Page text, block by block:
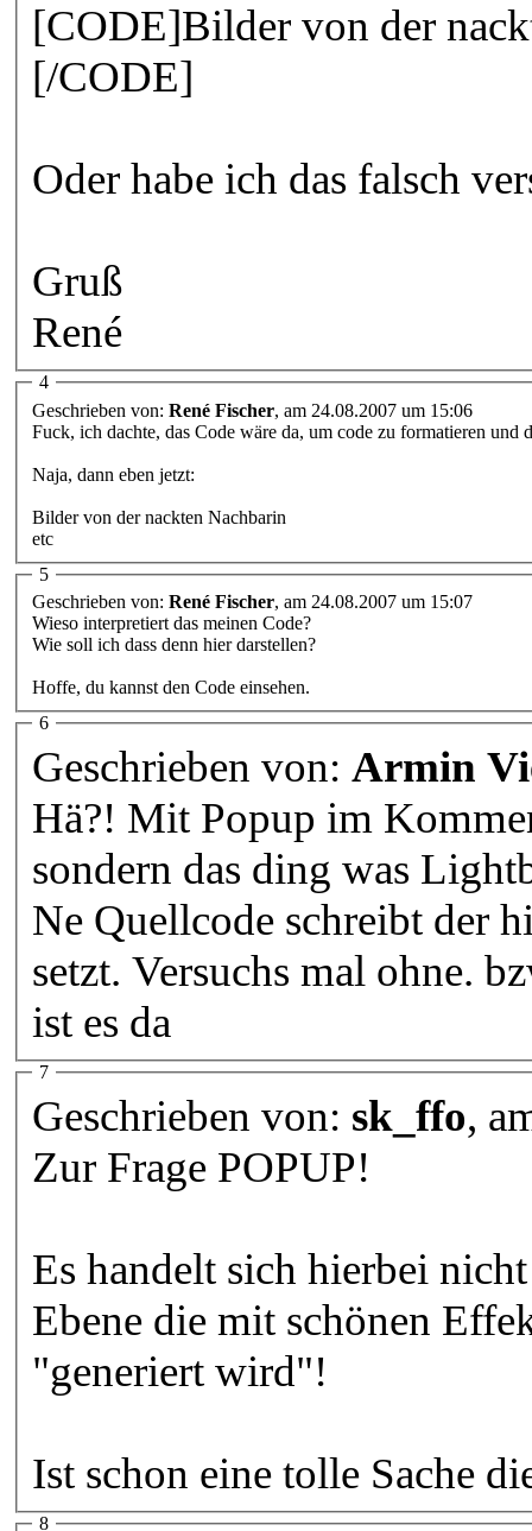
[CODE]Bilder von der
[/CODE]
Oder habe ich das falsch
Gruß
René
4
Geschrieben von: René Fischer, am 24.08.2007 um 15:06
Fuck, ich dachte, das Code wäre da, um code zu formatieren und
Naja, dann eben jetzt:
Bilder von der nackten Nachbarin
etc
5
Geschrieben von: René Fischer, am 24.08.2007 um 15:07
Wieso interpretiert das meinen Code?
Wie soll ich dass denn hier darstellen?
Hoffe, du kannst den Code einsehen.
6
Geschrieben von: Armin
Hä?! Mit Popup im
sondern das ding was
Ne Quellcode schreibt der
setzt. Versuchs mal ohne.
ist es da
7
Geschrieben von: sk_ffo,
Zur Frage POPUP!
Es handelt sich hierbei
Ebene die mit schönen
"generiert wird"!
Ist schon eine tolle Sache
8